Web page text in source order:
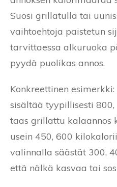
Suosi grillatulla tai
vaihtoehtoja paistetun
tarvittaessa alkuruoka
pyydä puolikas annos.
Konkreettinen
sisältää tyypillisesti
taas grillattu kalaannos
usein 450, 600
valinnalla säästät 300,
että nälkä kasvaa tai